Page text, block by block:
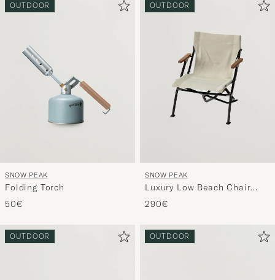
OUTDOOR
SNOW PEAK
Folding Torch
50€
OUTDOOR
SNOW PEAK
Luxury Low Beach Chair
Ivory
290€
OUTDOOR OUTDOOR